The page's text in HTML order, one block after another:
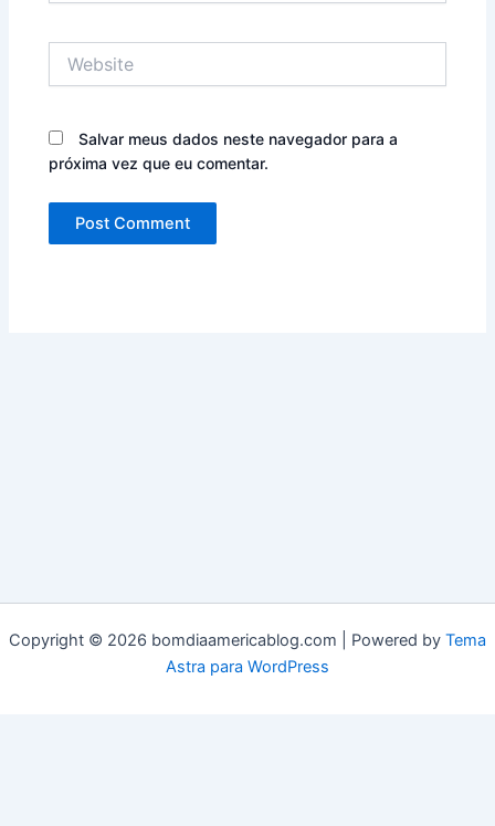
Salvar meus dados neste navegador para a
próxima vez que eu comentar.
Copyright © 2026 bomdiaamericablog.com | Powered by Tema
Astra para WordPress